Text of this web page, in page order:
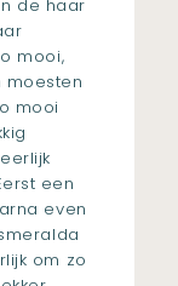
de haar
mooi,
moesten
mooi
een
even
om zo